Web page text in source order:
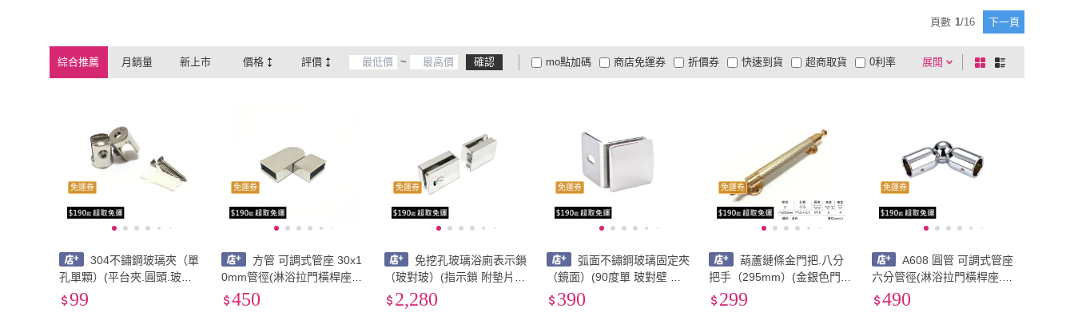
無(68) 鋼(7)
頁數 1/16 下一頁
綜合推薦 月銷量 新上市 價格 評價 ~ 確認 展開
折價券
有影片
商品有量 電視購物
mo點加碼 快速到貨 超商取貨
大家電安心配
大家電快配
商店免運券 0利率
棋
盤
列
免運券
304不鏽鋼玻璃夾（單
孔單顆）(平台夾.圓頭.玻璃
固定夾.固定夾.白鐵.不銹鋼.
99
免運券
方管 可調式管座 30x1
0mm管徑(淋浴拉門橫桿座.
方管.方桿.衛浴五金.淋浴拉
450
免運券
免挖孔玻璃浴廁表示鎖
（玻對玻）(指示鎖 附墊片
玻對玻 玻璃門鎖 衛浴五金
門鎖 衛浴配件 玻璃五金 玻
2,280
免運券
弧面不鏽鋼玻璃固定夾
（鏡面）(90度單 玻對壁 衛
浴配件 玻璃五金 玻璃門 固
390
免運券
葫蘆鏈條金門把.八分
把手（295mm）(金銀色門
把.落地門把手.鋁門把手.紗
299
免運券
A608 圓管 可調式管座
六分管徑(淋浴拉門橫桿座.圓
管.圓桿.六分.衛浴五金.淋浴
490